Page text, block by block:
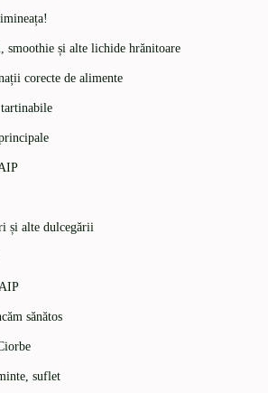
smoothie și alte lichide hrănitoare
corecte de alimente
și alte dulcegării
sănătos
suflet